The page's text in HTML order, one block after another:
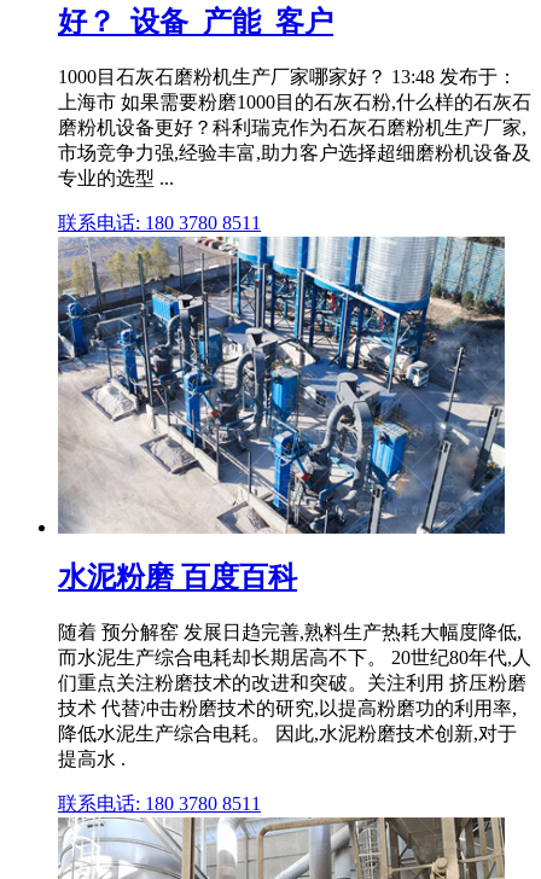
好？_设备_产能_客户
1000目石灰石磨粉机生产厂家哪家好？ 13:48 发布于：
上海市 如果需要粉磨1000目的石灰石粉,什么样的石灰石
磨粉机设备更好？科利瑞克作为石灰石磨粉机生产厂家,
市场竞争力强,经验丰富,助力客户选择超细磨粉机设备及
专业的选型 ...
联系电话: 180 3780 8511
水泥粉磨 百度百科
随着 预分解窑 发展日趋完善,熟料生产热耗大幅度降低,
而水泥生产综合电耗却长期居高不下。 20世纪80年代,人
们重点关注粉磨技术的改进和突破。关注利用 挤压粉磨
技术 代替冲击粉磨技术的研究,以提高粉磨功的利用率,
降低水泥生产综合电耗。 因此,水泥粉磨技术创新,对于
提高水 .
联系电话: 180 3780 8511